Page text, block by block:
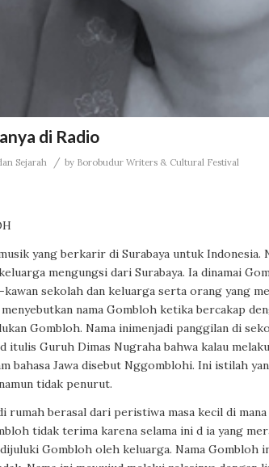
di Radio
Sejarah / by Borobudur Writers & Cultural Festival
yang berkarir di Surabaya untuk Indonesia.
mengungsi dari Surabaya. Ia dinamai
sekolah dan keluarga serta orang yang
nama Gombloh ketika bercakap
Gombloh. Nama inimenjadi panggilan di
itulis Guruh Dimas Nugraha bahwa kalau
bahasa Jawa disebut Nggomblohi. Ini istilah
tidak penurut.
rumah berasal dari peristiwa masa kecil di
tidak terima karena selama ini d ia yang
Gombloh oleh keluarga. Nama Gombloh